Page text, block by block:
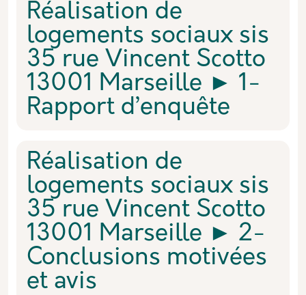
Réalisation de
logements sociaux sis
35 rue Vincent Scotto
13001 Marseille ► 1-
Rapport d’enquête
Réalisation de
logements sociaux sis
35 rue Vincent Scotto
13001 Marseille ► 2-
Conclusions motivées
et avis